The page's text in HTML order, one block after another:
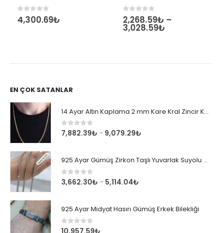
0out of 5
4,300.69₺ 0 out of 5
2,268.59₺ –
3,028.59₺
EN ÇOK SATANLAR
14 Ayar Altın Kaplama 2 mm Kare Kral Zincir Kolye
0 out of 5
7,882.39₺ – 9,079.29₺
925 Ayar Gümüş Zirkon Taşlı Yuvarlak Suyolu Bileklik
0 out of 5
3,662.30₺ – 5,114.04₺
925 Ayar Midyat Hasırı Gümüş Erkek Bilekliği
0out of 5
10,957.59₺